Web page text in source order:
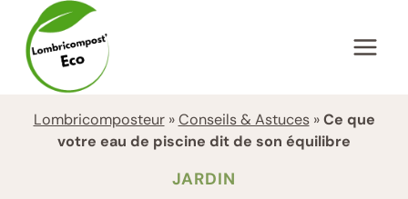
contenu
Lombricomposteur»Conseils & Astuces»Ce que
votre eau de piscine dit de son équilibre
JARDIN